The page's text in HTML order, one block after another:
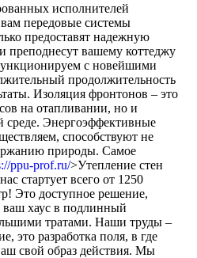
исполнителей
передовые системы
предоставят надежную
преподнесут вашему коттеджу
с новейшими
продолжительность
Изоляция фронтонов – это
на отапливании, но и
среде. Энергоэффективные
способствуют не
природы. Самое
ppu-prof.ru/>Утепление стен
стартует всего от 1250
Это доступное решение,
ваш хаус в подлинный
тратами. Наши труды –
это разработка поля, в где
свой образ действия. Мы